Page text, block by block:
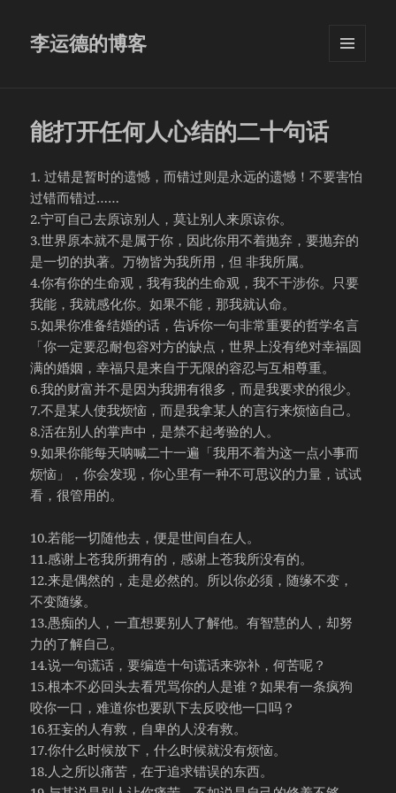
李运德的博客
能打开任何人心结的二十句话
1. 过错是暂时的遗憾，而错过则是永远的遗憾！不要害怕
过错而错过……
2.宁可自己去原谅别人，莫让别人来原谅你。
3.世界原本就不是属于你，因此你用不着抛弃，要抛弃的
是一切的执著。万物皆为我所用，但 非我所属。
4.你有你的生命观，我有我的生命观，我不干涉你。只要
我能，我就感化你。如果不能，那我就认命。
5.如果你准备结婚的话，告诉你一句非常重要的哲学名言
「你一定要忍耐包容对方的缺点，世界上没有绝对幸福圆
满的婚姻，幸福只是来自于无限的容忍与互相尊重。
6.我的财富并不是因为我拥有很多，而是我要求的很少。
7.不是某人使我烦恼，而是我拿某人的言行来烦恼自己。
8.活在别人的掌声中，是禁不起考验的人。
9.如果你能每天呐喊二十一遍「我用不着为这一点小事而
烦恼」，你会发现，你心里有一种不可思议的力量，试试
看，很管用的。
10.若能一切随他去，便是世间自在人。
11.感谢上苍我所拥有的，感谢上苍我所没有的。
12.来是偶然的，走是必然的。所以你必须，随缘不变，
不变随缘。
13.愚痴的人，一直想要别人了解他。有智慧的人，却努
力的了解自己。
14.说一句谎话，要编造十句谎话来弥补，何苦呢？
15.根本不必回头去看咒骂你的人是谁？如果有一条疯狗
咬你一口，难道你也要趴下去反咬他一口吗？
16.狂妄的人有救，自卑的人没有救。
17.你什么时候放下，什么时候就没有烦恼。
18.人之所以痛苦，在于追求错误的东西。